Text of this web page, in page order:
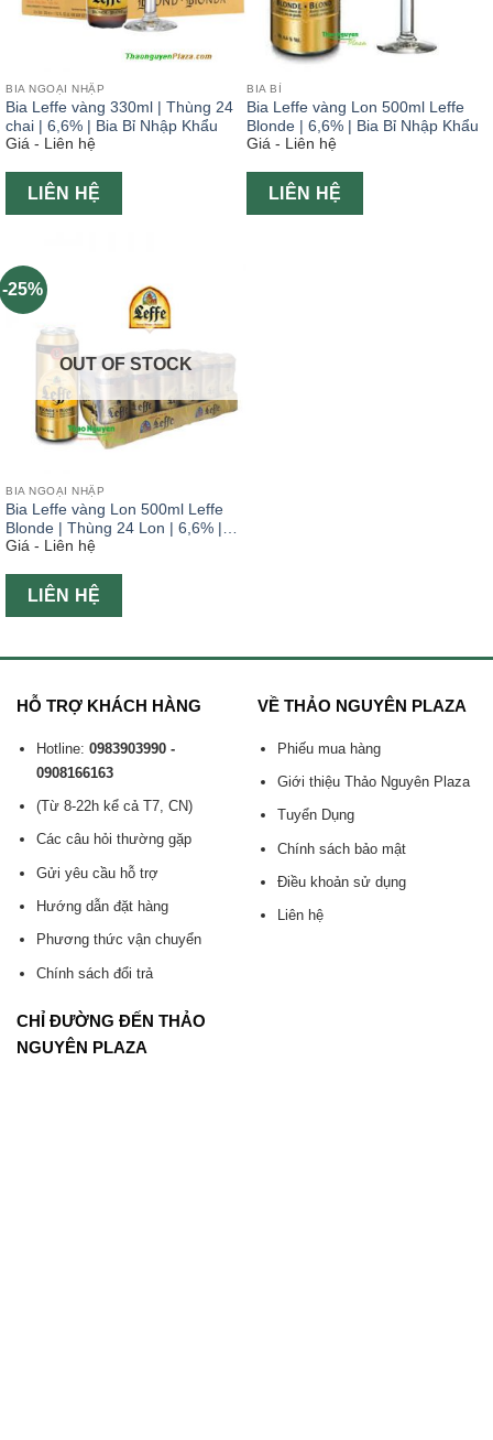
BIA NGOẠI NHẬP
Bia Leffe vàng 330ml | Thùng 24
chai | 6,6% | Bia Bỉ Nhập Khẩu
Giá - Liên hệ
LIÊN HỆ
BIA BỈ
Bia Leffe vàng Lon 500ml Leffe
Blonde | 6,6% | Bia Bỉ Nhập Khẩu
Giá - Liên hệ
LIÊN HỆ
-25%
OUT OF STOCK
BIA NGOẠI NHẬP
Bia Leffe vàng Lon 500ml Leffe
Blonde | Thùng 24 Lon | 6,6% |
Bia Bỉ Nhập Khẩu
Giá - Liên hệ
LIÊN HỆ
HỖ TRỢ KHÁCH HÀNG
Hotline: 0983903990 -
0908166163
(Từ 8-22h kể cả T7, CN)
Các câu hỏi thường gặp
Gửi yêu cầu hỗ trợ
Hướng dẫn đặt hàng
Phương thức vận chuyển
Chính sách đổi trả
VỀ THẢO NGUYÊN PLAZA
Phiếu mua hàng
Giới thiệu Thảo Nguyên Plaza
Tuyển Dụng
Chính sách bảo mật
Điều khoản sử dụng
Liên hệ
CHỈ ĐƯỜNG ĐẾN THẢO
NGUYÊN PLAZA